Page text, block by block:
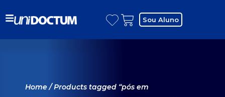
Sou Aluno
Home/ Products tagged “pós em